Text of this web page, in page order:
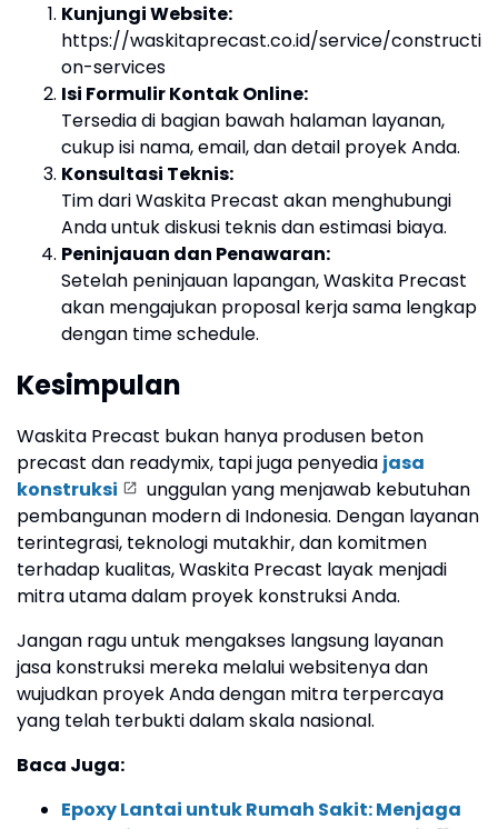
Kunjungi Website:
https://waskitaprecast.co.id/service/constructi
on-services
Isi Formulir Kontak Online:
Tersedia di bagian bawah halaman layanan,
cukup isi nama, email, dan detail proyek Anda.
Konsultasi Teknis:
Tim dari Waskita Precast akan menghubungi
Anda untuk diskusi teknis dan estimasi biaya.
Peninjauan dan Penawaran:
Setelah peninjauan lapangan, Waskita Precast
akan mengajukan proposal kerja sama lengkap
dengan time schedule.
Kesimpulan
Waskita Precast bukan hanya produsen beton
precast dan readymix, tapi juga penyedia jasa
konstruksi
unggulan yang menjawab kebutuhan
pembangunan modern di Indonesia. Dengan layanan
terintegrasi, teknologi mutakhir, dan komitmen
terhadap kualitas, Waskita Precast layak menjadi
mitra utama dalam proyek konstruksi Anda.
Jangan ragu untuk mengakses langsung layanan
jasa konstruksi mereka melalui websitenya dan
wujudkan proyek Anda dengan mitra terpercaya
yang telah terbukti dalam skala nasional.
Baca Juga:
Epoxy Lantai untuk Rumah Sakit: Menjaga